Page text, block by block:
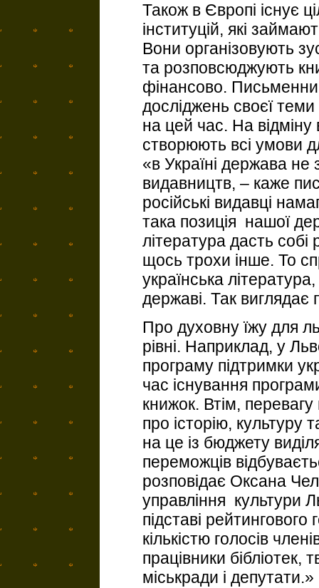
Також в Європі існує
інституцій, які
Вони організовують
та розповсюджують
фінансово.
досліджень своєї
на цей час. На відміну
створюють всі умови
«в Україні держава не
видавництв, – каже
російські видавці
така позиція нашої
література дасть
щось трохи інше. То
українська
державі. Так виглядає
Про духовну їжу для
рівні. Наприклад, у
програму підтримки
час існування
книжок. Втім,
про історію, культуру
на це із бюджету
переможців
розповідає Оксана
управління культури
підставі
кількістю голосів
працівники бібліотек,
міськради і депутати.»